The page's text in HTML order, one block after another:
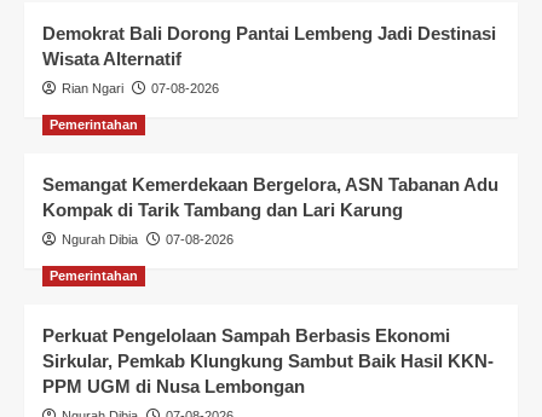
Demokrat Bali Dorong Pantai Lembeng Jadi Destinasi
Wisata Alternatif
Rian Ngari 07-08-2026
Pemerintahan
Semangat Kemerdekaan Bergelora, ASN Tabanan Adu
Kompak di Tarik Tambang dan Lari Karung
Ngurah Dibia 07-08-2026
Pemerintahan
Perkuat Pengelolaan Sampah Berbasis Ekonomi
Sirkular, Pemkab Klungkung Sambut Baik Hasil KKN-
PPM UGM di Nusa Lembongan